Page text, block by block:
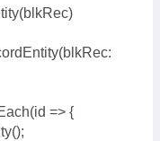
=> {